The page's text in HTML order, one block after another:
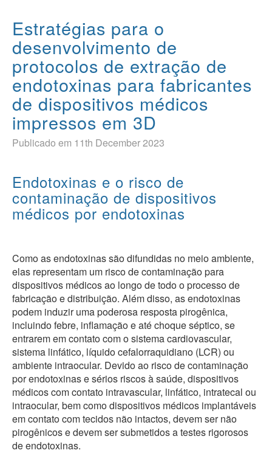
Estratégias para o
desenvolvimento de
protocolos de extração de
endotoxinas para fabricantes
de dispositivos médicos
impressos em 3D
Publicado em 11th December 2023
Endotoxinas e o risco de
contaminação de dispositivos
médicos por endotoxinas
Como as endotoxinas são difundidas no meio ambiente,
elas representam um risco de contaminação para
dispositivos médicos ao longo de todo o processo de
fabricação e distribuição. Além disso, as endotoxinas
podem induzir uma poderosa resposta pirogênica,
incluindo febre, inflamação e até choque séptico, se
entrarem em contato com o sistema cardiovascular,
sistema linfático, líquido cefalorraquidiano (LCR) ou
ambiente intraocular. Devido ao risco de contaminação
por endotoxinas e sérios riscos à saúde, dispositivos
médicos com contato intravascular, linfático, intratecal ou
intraocular, bem como dispositivos médicos implantáveis
em contato com tecidos não intactos, devem ser não
pirogênicos e devem ser submetidos a testes rigorosos
de endotoxinas.